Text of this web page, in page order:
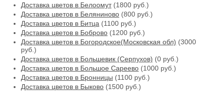
Доставка цветов в Белоомут(1800 руб.)
Доставка цветов в Беляниново (800 руб.)
Доставка цветов в Битца (1100 руб.)
Доставка цветов в Боброво (1200 руб.)
Доставка цветов в Богородское(Московская обл) (3000
руб.)
Доставка цветов в Большевик (Серпухов) (0 руб.)
Доставка цветов в Большое Сареево (1000 руб.)
Доставка цветов в Бронницы (1100 руб.)
Доставка цветов в Быково (1500 руб.)